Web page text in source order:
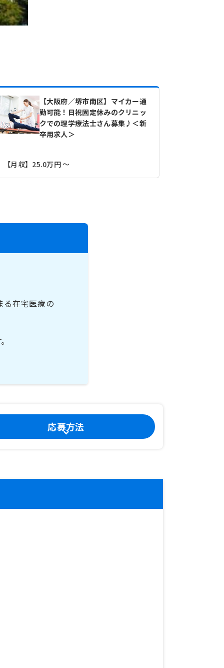
【大阪府／堺市南区】マイカー通
勤可能！日祝固定休みのクリニッ
クでの理学療法士さん募集♪＜新
卒用求人＞
【月収】25.0万円 ～
る在宅医療の
応募方法